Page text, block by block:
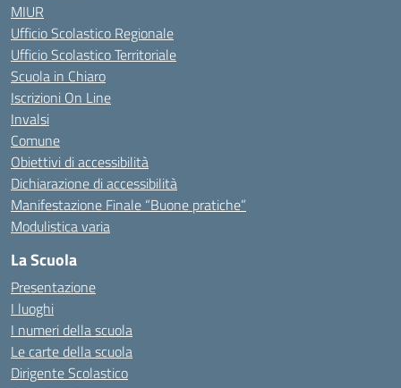
MIUR
Ufficio Scolastico Regionale
Ufficio Scolastico Territoriale
Scuola in Chiaro
Iscrizioni On Line
Invalsi
Comune
Obiettivi di accessibilità
Dichiarazione di accessibilità
Manifestazione Finale “Buone pratiche”
Modulistica varia
La Scuola
Presentazione
I luoghi
I numeri della scuola
Le carte della scuola
Dirigente Scolastico